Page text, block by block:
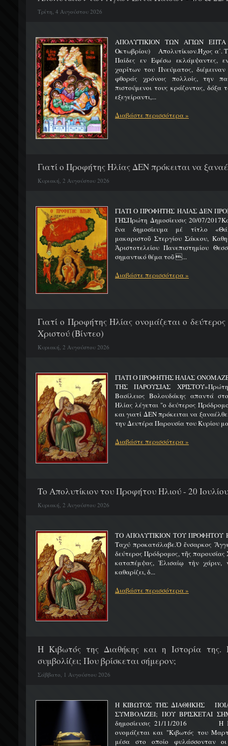
Τρίτη, 4 Αυγούστου 2026
ΑΠΟΛΥΤΙΚΙΟΝ ΤΩΝ ΑΓΙΩΝ ΕΠΤΑ
Οκτωβρίου) Απολυτίκιον.Ήχος α΄.
Παίδες εν Εφέσω εκλάμψαντες,
χαρίτων του Πνεύματος,
φθοράς χρόνοις πολλοίς, την
πιστούμενοι τους κράζοντας,
εξεγείραντι,...
Διαβάστε περισσότερα »
Γιατί ο Προφήτης Ηλίας ΔΕΝ πρόκειται να
Κυριακή, 2 Αυγούστου 2026
ΓΙΑΤΙ Ο ΠΡΟΦΗΤΗΣ ΗΛΙΑΣ ΔΕΝ
ΓΗΣΠρώτη Δημοσίευσις 20/07/
ἕνα δημοσίευμα μέ τίτλο
μακαριστοῦ Στεργίου Σάκκου,
Ἀριστοτελείου Πανεπιστημίου
σημαντικό θέμα τοῦ ...
Διαβάστε περισσότερα »
Γιατί ο Προφήτης Ηλίας ονομάζεται ο
Χριστού (Βίντεο)
Κυριακή, 2 Αυγούστου 2026
ΓΙΑΤΙ Ο ΠΡΟΦΗΤΗΣ ΗΛΙΑΣ
ΤΗΣ ΠΑΡΟΥΣΙΑΣ
Βασίλειος Βολουδάκης απαντά
Ηλίας λέγεται "ο δεύτερος
και γιατί ΔΕΝ πρόκειται να
την Δευτέρα Παρουσία του Κυρίου
Διαβάστε περισσότερα »
Το Απολυτίκιον του Προφήτου Ηλιού - 20 Ιουλίου
Κυριακή, 2 Αυγούστου 2026
ΤΟ ΑΠΟΛΥΤΙΚΙΟΝ ΤΟΥ ΠΡΟΦΗΤΟΥ
Ταχύ προκατάλαβε.Ὁ ἔνσαρκος
δεύτερος Πρόδρομος, τῆς παρουσίας
καταπέμψας, Ἐλισαίῳ τὴν χάριν,
καθαρίζει, δ...
Διαβάστε περισσότερα »
H Κιβωτός της Διαθήκης και η Ιστορία της.
συμβολίζει; Που βρίσκεται σήμερον;
Σάββατο, 1 Αυγούστου 2026
Η ΚΙΒΩΤΟΣ ΤΗΣ ΔΙΑΘΗΚΗΣ
ΣΥΜΒΟΛΙΖΕΙ; ΠΟΥ
δημοσίευσις 21/11/2016 Η
ονομάζεται και "Κιβωτός του
μέσα στο οποίο φυλάσσονταν